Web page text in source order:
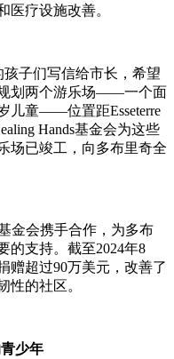
医疗设施改善。
孩子们写信给市长，希望
划两个游乐场——一个面
儿童——位置距Esseterre
Hands基金会为这些
场已竣工，向多布里奇全
基金会携手合作，为多布
的支持。截至2024年8
赠超过90万美元，改善了
性的社区。
少年